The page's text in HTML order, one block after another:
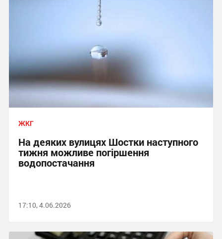
ЖКГ
На деяких вулицях Шостки наступного
тижня можливе погіршення
водопостачання
17:10, 4.06.2026